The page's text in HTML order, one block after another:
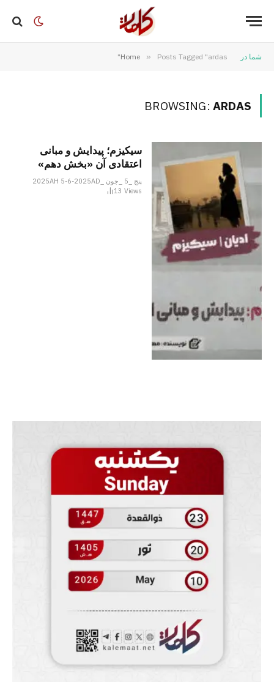
شما در Home » Posts Tagged "ardas"
BROWSING:ARDAS
سیکیزم؛ پیدایش و مبانی
اعتقادی آن «بخش دهم»
پنج _5 _جون _2025AH 5-6-2025AD
13Views